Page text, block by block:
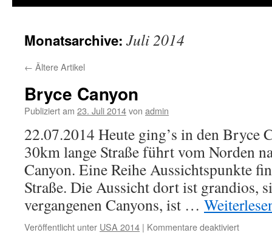
Monatsarchive: Juli 2014
← Ältere Artikel
Bryce Canyon
Publiziert am 23. Juli 2014von admin
22.07.2014 Heute ging’s in den Bryce
30km lange Straße führt vom Norden
Canyon. Eine Reihe Aussichtspunkte
Straße. Die Aussicht dort ist grandios,
vergangenen Canyons, ist …
Veröffentlicht unter USA 2014 | Kommentare deaktiviert